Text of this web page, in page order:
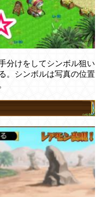
分けをしてシンボル狙い
。シンボルは写真の位置